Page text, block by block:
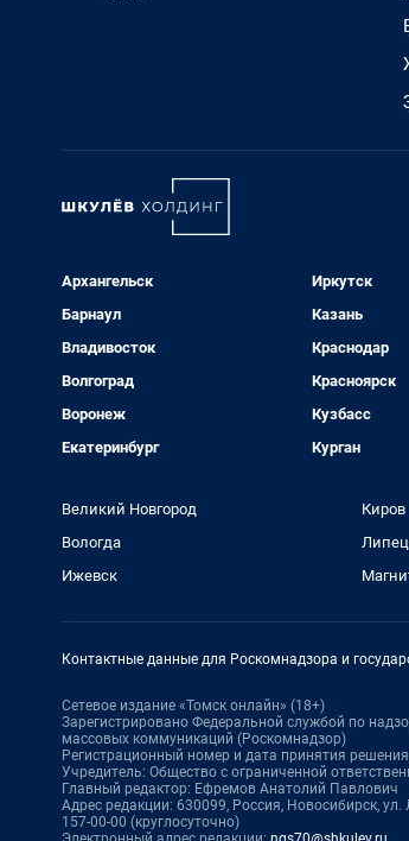
Архангельск
Барнаул
Владивосток
Волгоград
Воронеж
Екатеринбург
Иркутск
Казань
Краснодар
Красноярск
Кузбасс
Курган
Великий Новгород
Вологда
Ижевск
Киров
Контактные данные для Роскомнадзора и
Сетевое издание «Томск онлайн» (18+)
Зарегистрировано Федеральной службой по
массовых коммуникаций (Роскомнадзор)
Регистрационный номер и дата принятия
Учредитель: Общество с ограниченной
Главный редактор: Ефремов Анатолий Павлович
Адрес редакции: 630099, Россия, Новосибирск,
157-00-00 (круглосуточно)